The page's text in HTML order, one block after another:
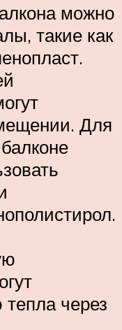
можно
такие как
Для
тепла через